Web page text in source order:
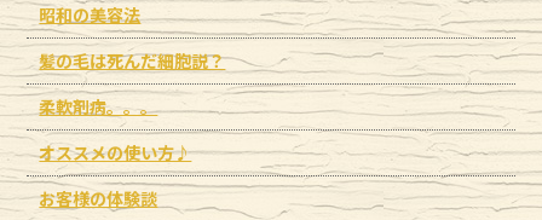
昭和の美容法
髪の毛は死んだ細胞説？
柔軟剤病。。。
オススメの使い方♪
お客様の体験談